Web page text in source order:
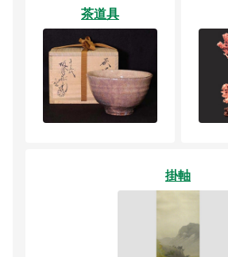
茶道具
掛軸